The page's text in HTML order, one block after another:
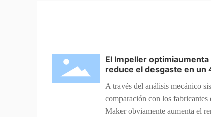
El Impeller
reduce el desgaste en un
A través del análisis mecánico
comparación con los
Maker obviamente aumenta el